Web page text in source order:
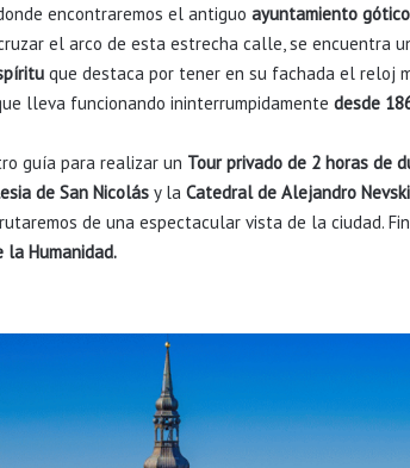
encontraremos el antiguo ayuntamiento
el arco de esta estrecha calle, se encuentra
que destaca por tener en su fachada el reloj
lleva funcionando ininterrumpidamente desde
guía para realizar un Tour privado de 2 horas de
de San Nicolás y la Catedral de Alejandro Nevski
de una espectacular vista de la ciudad.
la Humanidad.